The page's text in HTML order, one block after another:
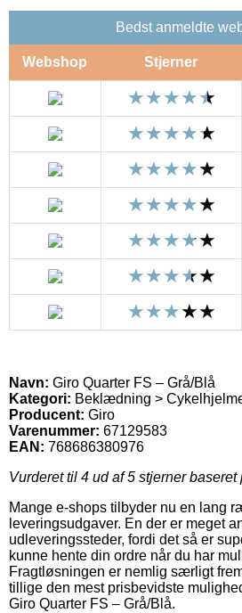
Bedst anmeldte
Webshop Stjerner
Navn: Giro Quarter FS – Grå/Blå
Kategori: Beklædning >
Producent: Giro
Varenummer: 67129583
EAN: 768686380976
Vurderet til 4 ud af 5 stjerner baseret
Mange e-shops tilbyder nu en lang
leveringsudgaver. En der er meget
udleveringssteder, fordi det så er
kunne hente din ordre når du har
Fragtløsningen er nemlig særligt
tillige den mest prisbevidste
Giro Quarter FS – Grå/Blå.